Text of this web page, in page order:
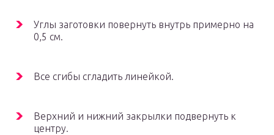
Углы заготовки повернуть внутрь примерно на
0,5 см.
Все сгибы сгладить линейкой.
Верхний и нижний закрылки подвернуть к
центру.